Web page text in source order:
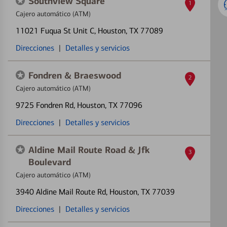
Cajero automático (ATM)
11021 Fuqua St Unit C, Houston, TX 77089
Direcciones | Detalles y servicios
1
Fondren & Braeswood
Cajero automático (ATM)
9725 Fondren Rd, Houston, TX 77096
Direcciones | Detalles y servicios
2
Aldine Mail Route Road & Jfk
Boulevard
Cajero automático (ATM)
3940 Aldine Mail Route Rd, Houston, TX 77039
Direcciones | Detalles y servicios
3